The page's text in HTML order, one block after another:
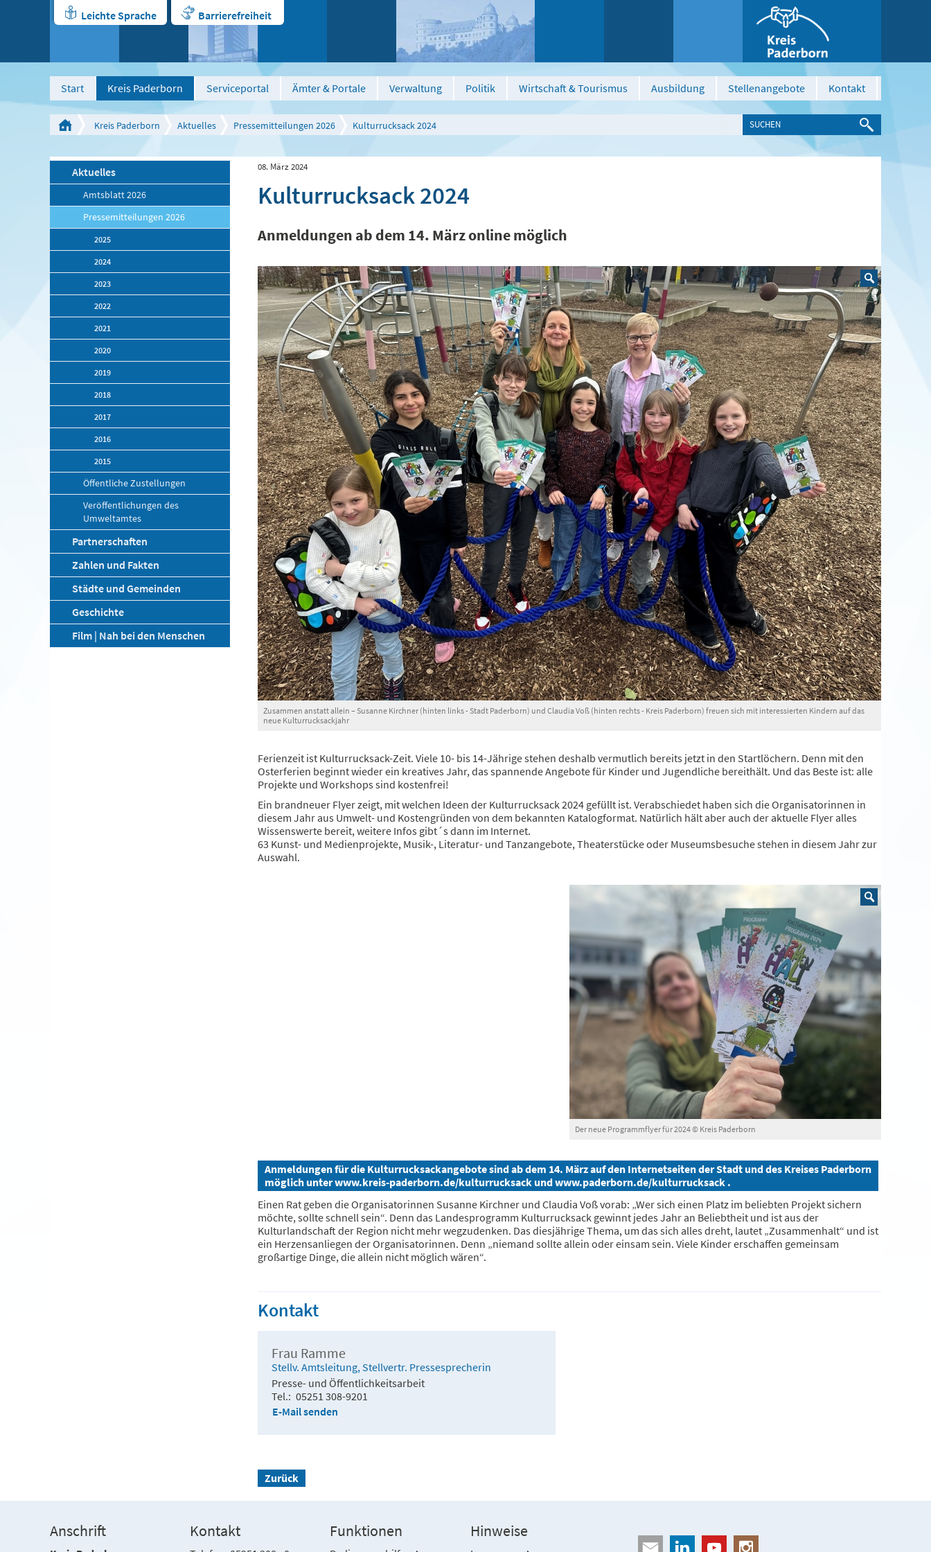
Leichte Sprache Barrierefreiheit
Start Kreis Paderborn Serviceportal Ämter & Portale Verwaltung Politik Wirtschaft & Tourismus Ausbildung Stellenangebote Kontakt
Kreis Paderborn Aktuelles Pressemitteilungen 2026 Kulturrucksack 2024
Aktuelles
Amtsblatt 2026
Pressemitteilungen 2026
2025
2024
2023
2022
2021
2020
2019
2018
2017
2016
2015
Öffentliche Zustellungen
Veröffentlichungen des
Umweltamtes
Partnerschaften
Zahlen und Fakten
Städte und Gemeinden
Geschichte
Film | Nah bei den Menschen
08. März 2024
Kulturrucksack 2024
Anmeldungen ab dem 14. März online möglich
Zusammen anstatt allein – Susanne Kirchner (hinten links - Stadt Paderborn) und Claudia Voß (hinten rechts - Kreis Paderborn) freuen sich mit interessierten Kindern auf das
neue Kulturrucksackjahr
Ferienzeit ist Kulturrucksack-Zeit. Viele 10- bis 14-Jährige stehen deshalb vermutlich bereits jetzt in den Startlöchern. Denn mit den
Osterferien beginnt wieder ein kreatives Jahr, das spannende Angebote für Kinder und Jugendliche bereithält. Und das Beste ist: alle
Projekte und Workshops sind kostenfrei!
Ein brandneuer Flyer zeigt, mit welchen Ideen der Kulturrucksack 2024 gefüllt ist. Verabschiedet haben sich die Organisatorinnen in
diesem Jahr aus Umwelt- und Kostengründen von dem bekannten Katalogformat. Natürlich hält aber auch der aktuelle Flyer alles
Wissenswerte bereit, weitere Infos gibt´s dann im Internet.
63 Kunst- und Medienprojekte, Musik-, Literatur- und Tanzangebote, Theaterstücke oder Museumsbesuche stehen in diesem Jahr zur
Auswahl.
Der neue Programmflyer für 2024 © Kreis Paderborn
Anmeldungen für die Kulturrucksackangebote sind ab dem 14. März auf den Internetseiten der Stadt und des Kreises Paderborn
möglich unter www.kreis-paderborn.de/kulturrucksack und www.paderborn.de/kulturrucksack .
Einen Rat geben die Organisatorinnen Susanne Kirchner und Claudia Voß vorab: „Wer sich einen Platz im beliebten Projekt sichern
möchte, sollte schnell sein“. Denn das Landesprogramm Kulturrucksack gewinnt jedes Jahr an Beliebtheit und ist aus der
Kulturlandschaft der Region nicht mehr wegzudenken. Das diesjährige Thema, um das sich alles dreht, lautet „Zusammenhalt“ und ist
ein Herzensanliegen der Organisatorinnen. Denn „niemand sollte allein oder einsam sein. Viele Kinder erschaffen gemeinsam
großartige Dinge, die allein nicht möglich wären“.
Kontakt
Frau Ramme
Stellv. Amtsleitung, Stellvertr. Pressesprecherin
Presse- und Öffentlichkeitsarbeit
Tel. 05251 308-9201
E-Mail senden
Zurück
Anschrift Kontakt Funktionen Hinweise